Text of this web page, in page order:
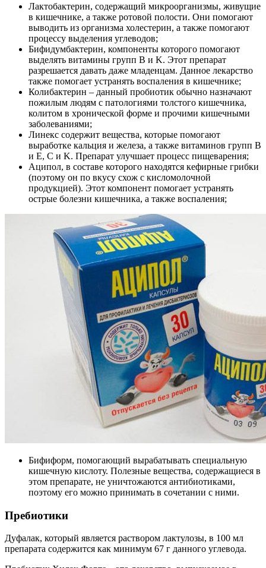
Лактобактерин, содержащий микроорганизмы, живущие
в кишечнике, а также ротовой полости. Они помогают
выводить из организма холестерин, а также помогают
процессу выделения углеводов;
Бифидумбактерин, компоненты которого помогают
выделять витамины групп B и K. Этот препарат
разрешается давать даже младенцам. Данное лекарство
также помогает устранять воспаления в кишечнике;
Колибактерин – данный пробиотик обычно назначают
пожилым людям с патологиями толстого кишечника,
колитом в хронической форме и прочими кишечными
заболеваниями;
Линекс содержит вещества, которые помогают
выработке кальция и железа, а также витаминов групп B
и E, C и K. Препарат улучшает процесс пищеварения;
Аципол, в составе которого находятся кефирные грибки
(поэтому он по вкусу схож с кисломолочной
продукцией). Этот компонент помогает устранять
острые болезни кишечника, а также воспаления;
Бифиформ, помогающий вырабатывать специальную
кишечную кислоту. Полезные вещества, содержащиеся в
этом препарате, не уничтожаются антибиотиками,
поэтому его можно принимать в сочетании с ними.
Пребиотики
Дуфалак, который является раствором лактулозы, в 100 мл
препарата содержится как минимум 67 г данного углевода.